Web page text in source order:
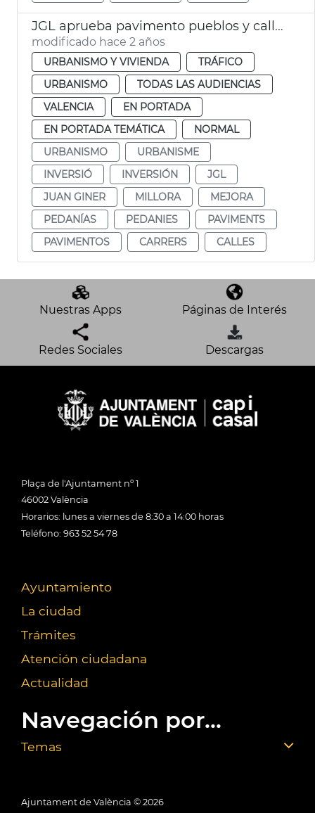
JGL aprueba pavimento pueblos y calles València
modificado hace 2 años
URBANISMO Y VIVIENDA
TRÁFICO
URBANISMO
TODAS LAS AUDIENCIAS
VALENCIA
EN PORTADA
EN PORTADA TEMÁTICA
NORMAL
URBANISMO
URBANISME
INVERSIÓ
INVERSIÓN
JGL
JUAN GINER
MILLORA
MEJORA
PEDANÍAS
PEDANIES
PAVIMENTS
PAVIMENTOS
CARRERS CALLES
Nuestras Apps Páginas de Interés
Redes Sociales Descargas
Plaça de l'Ajuntament nº 1
46002 València
Horarios: lunes a viernes de 8:30 a 14:00 horas
Teléfono: 963 52 54 78
Ayuntamiento
La ciudad
Trámites
Atención ciudadana
Actualidad
Navegación por...
Temas
Ajuntament de València © 2026